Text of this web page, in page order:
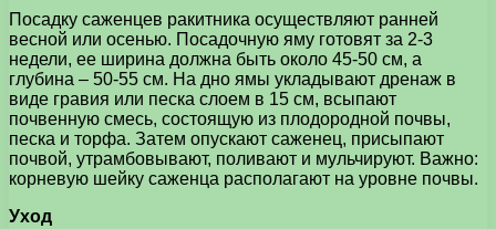
Посадку саженцев ракитника осуществляют ранней
весной или осенью. Посадочную яму готовят за 2-3
недели, ее ширина должна быть около 45-50 см, а
глубина – 50-55 см. На дно ямы укладывают дренаж в
виде гравия или песка слоем в 15 см, всыпают
почвенную смесь, состоящую из плодородной почвы,
песка и торфа. Затем опускают саженец, присыпают
почвой, утрамбовывают, поливают и мульчируют. Важно:
корневую шейку саженца располагают на уровне почвы.
Уход